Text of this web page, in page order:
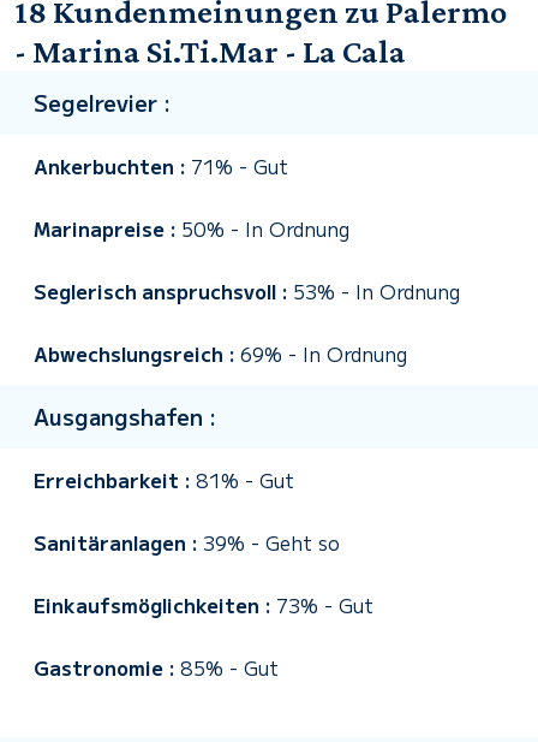
18 Kundenmeinungen zu Palermo
- Marina Si.Ti.Mar - La Cala
Segelrevier :
Ankerbuchten : 71% - Gut
Marinapreise : 50% - In Ordnung
Seglerisch anspruchsvoll : 53% - In Ordnung
Abwechslungsreich : 69% - In Ordnung
Ausgangshafen :
Erreichbarkeit : 81% - Gut
Sanitäranlagen : 39% - Geht so
Einkaufsmöglichkeiten : 73% - Gut
Gastronomie : 85% - Gut